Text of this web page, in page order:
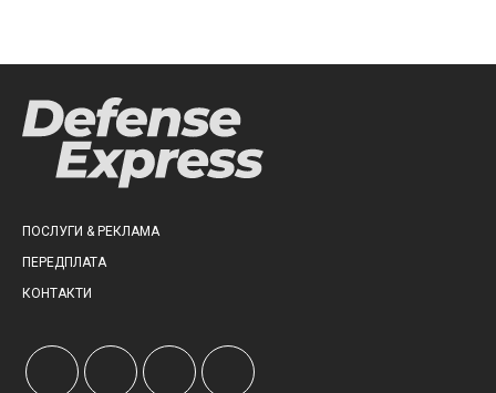
ПОСЛУГИ & РЕКЛАМА
ПЕРЕДПЛАТА
КОНТАКТИ